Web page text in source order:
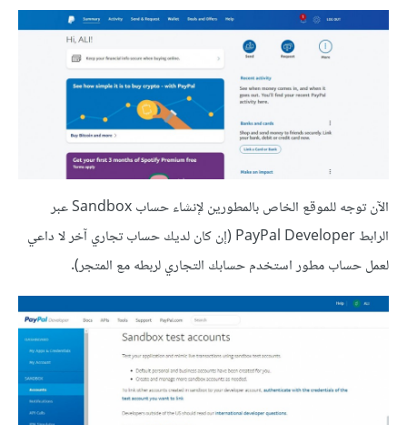
الآن توجه للموقع الخاص بالمطورين لإنشاء حساب Sandbox عبر
الرابط PayPal Developer (إن كان لديك حساب تجاري آخر لا داعي
لعمل حساب مطور استخدم حسابك التجاري لربطه مع المتجر).